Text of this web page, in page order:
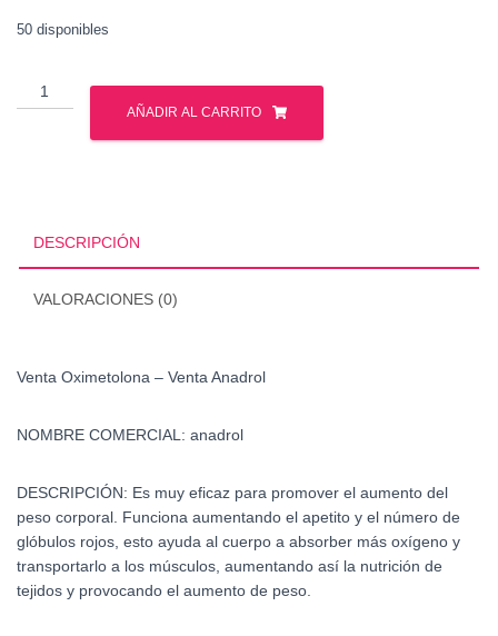
50 disponibles
Venta
Oximetolona
AÑADIR AL CARRITO
DESCRIPCIÓN
VALORACIONES (0)
Venta Oximetolona – Venta Anadrol
NOMBRE COMERCIAL: anadrol
DESCRIPCIÓN: Es muy eficaz para promover el aumento del
peso corporal. Funciona aumentando el apetito y el número de
glóbulos rojos, esto ayuda al cuerpo a absorber más oxígeno y
transportarlo a los músculos, aumentando así la nutrición de
tejidos y provocando el aumento de peso.